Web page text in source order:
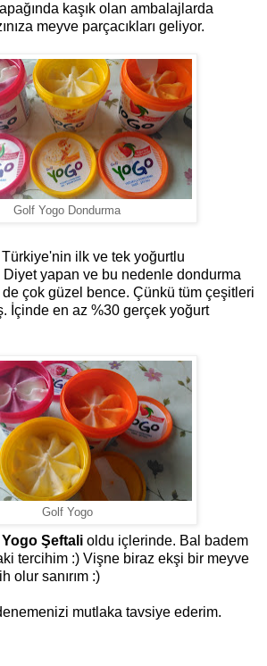
kaşık olan ambalajlarda
meyve parçacıkları geliyor.
Golf Yogo Dondurma
ilk ve tek yoğurtlu
Diyet yapan ve bu nedenle dondurma
çok güzel bence. Çünkü tüm çeşitleri
İçinde en az %30 gerçek yoğurt
Golf Yogo
Şeftali oldu içlerinde. Bal badem
tercihim :) Vişne biraz ekşi bir meyve
olur sanırım :)
mutlaka tavsiye ederim.